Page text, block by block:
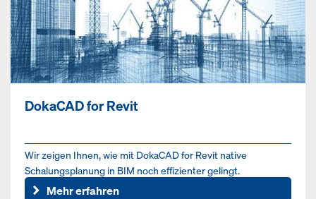
DokaCAD for Revit
Wir zeigen Ihnen, wie mit DokaCAD for Revit native
Schalungsplanung in BIM noch effizienter gelingt.
Mehr erfahren